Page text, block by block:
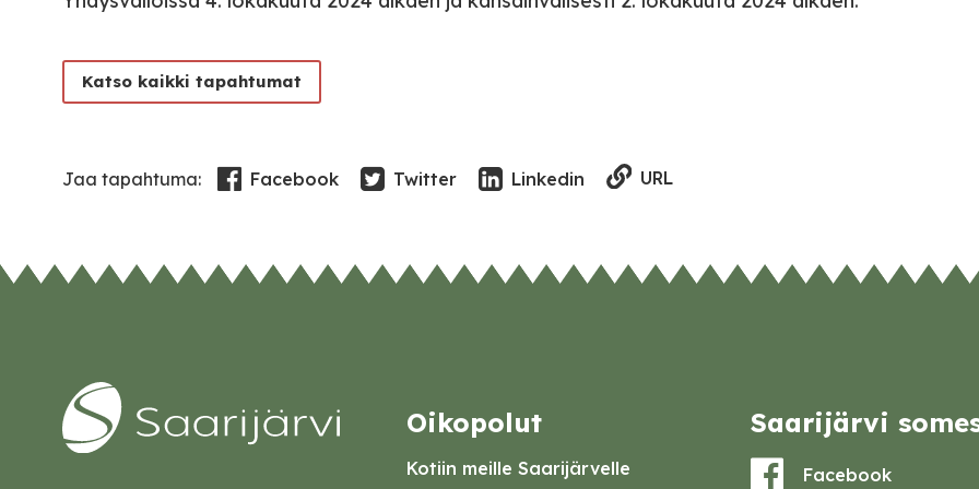
Katso kaikki tapahtumat
Jaa tapahtuma: Facebook Twitter Linkedin URL
Oikopolut
Kotiin meille Saarijärvelle
Saarijärvi
Facebook